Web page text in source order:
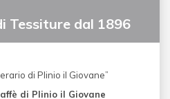
Tessiture dal 1896
di Plinio il Giovane”
di Plinio il Giovane